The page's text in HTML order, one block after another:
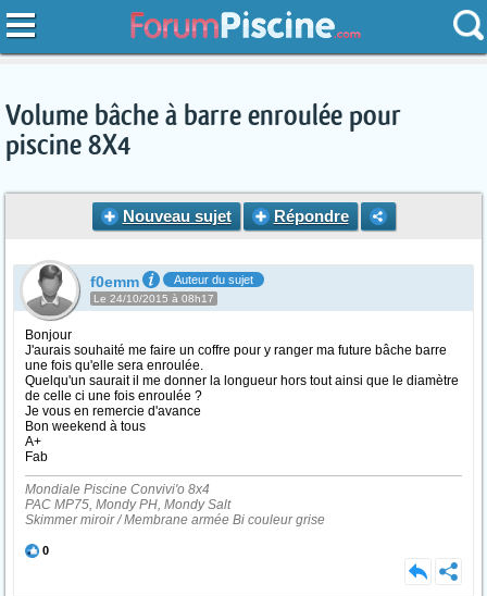
Volume bâche à barre enroulée pour
piscine 8X4
Nouveau sujet Répondre
f0emm Auteur du sujet
Le 24/10/2015 à 08h17
Bonjour
J'aurais souhaité me faire un coffre pour y ranger ma future bâche barre
une fois qu'elle sera enroulée.
Quelqu'un saurait il me donner la longueur hors tout ainsi que le diamètre
de celle ci une fois enroulée ?
Je vous en remercie d'avance
Bon weekend à tous
A+
Fab
Mondiale Piscine Convivi'o 8x4
PAC MP75, Mondy PH, Mondy Salt
Skimmer miroir / Membrane armée Bi couleur grise
0